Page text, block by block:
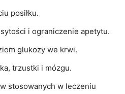
posiłku.
i ograniczenie apetytu.
glukozy we krwi.
trzustki i mózgu.
stosowanych w leczeniu